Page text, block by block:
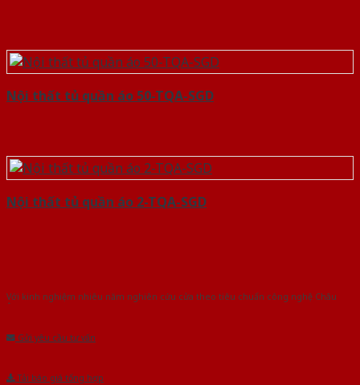
Nội thất tủ quần áo 50-TQA-SGD
Nội thất tủ quần áo 2-TQA-SGD
Với kinh nghiệm nhiêu năm nghiên cứu cửa theo tiêu chuẩn công nghệ Châu
Gửi yêu cầu tư vấn
Tải báo giá tổng hợp